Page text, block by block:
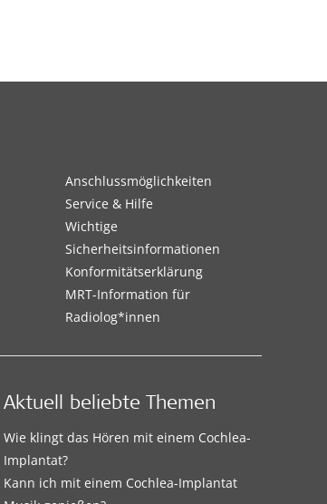
Anschlussmöglichkeiten
Service & Hilfe
Wichtige
Sicherheitsinformationen
Konformitätserklärung
MRT-Information für
Radiolog*innen
Aktuell beliebte Themen
Wie klingt das Hören mit einem Cochlea-
Implantat?
Kann ich mit einem Cochlea-Implantat